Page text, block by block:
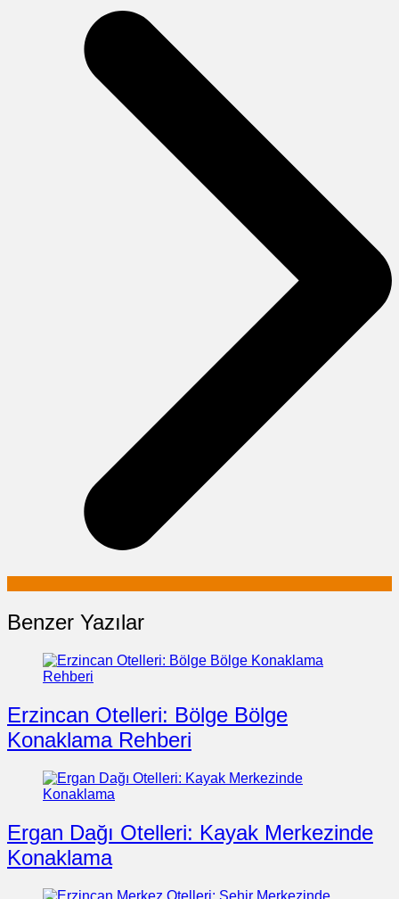
Benzer Yazılar
Erzincan Otelleri: Bölge Bölge
Konaklama Rehberi
Ergan Dağı Otelleri: Kayak Merkezinde
Konaklama